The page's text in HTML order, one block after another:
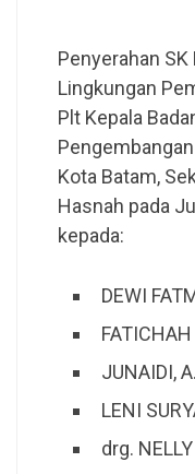
Penyerahan
Lingkungan
Plt Kepala
Kota Batam,
Hasnah pada
kepada:
DEWI
JUNAIDI,
LENI
drg.